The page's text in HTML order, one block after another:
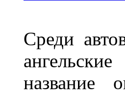
Среди
название